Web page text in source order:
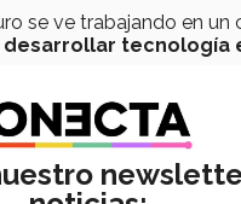
se ve trabajando en un
desarrollar tecnología
elPremio Estatal de
de Guerrero, donde
comunidad dando
al municipio de